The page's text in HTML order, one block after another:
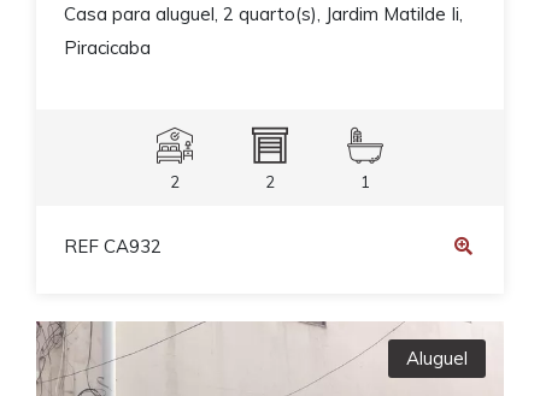
Casa para aluguel, 2 quarto(s), Jardim Matilde Ii,
Piracicaba
2 2 1
REF CA932
Aluguel